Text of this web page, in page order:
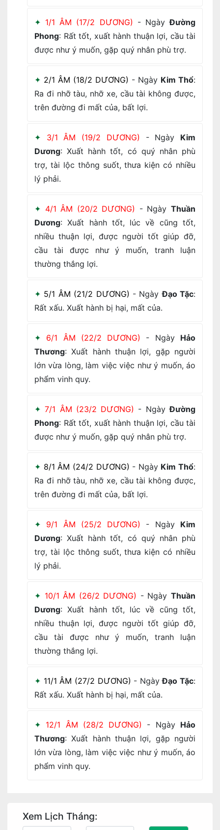
1/1 ÂM (17/2 DƯƠNG) - NgàyĐường
Phong: Rất tốt, xuất hành thuận lợi, cầu tài
được như ý muốn, gặp quý nhân phù trợ.
2/1 ÂM (18/2 DƯƠNG) - Ngày Kim Thổ:
Ra đi nhỡ tàu, nhỡ xe, cầu tài không được,
trên đường đi mất của, bất lợi.
3/1 ÂM (19/2 DƯƠNG) - Ngày Kim
Dương: Xuất hành tốt, có quý nhân phù
trợ, tài lộc thông suốt, thưa kiện có nhiều
lý phải.
4/1 ÂM (20/2 DƯƠNG) - NgàyThuần
Dương: Xuất hành tốt, lúc về cũng tốt,
nhiều thuận lợi, được người tốt giúp đỡ,
cầu tài được như ý muốn, tranh luận
thường thắng lợi.
5/1 ÂM (21/2 DƯƠNG) - NgàyĐạo Tặc:
Rất xấu. Xuất hành bị hại, mất của.
6/1 ÂM (22/2 DƯƠNG) - Ngày Hảo
Thương: Xuất hành thuận lợi, gặp người
lớn vừa lòng, làm việc việc như ý muốn, áo
phẩm vinh quy.
7/1 ÂM (23/2 DƯƠNG) - NgàyĐường
Phong: Rất tốt, xuất hành thuận lợi, cầu tài
được như ý muốn, gặp quý nhân phù trợ.
8/1 ÂM (24/2 DƯƠNG) - Ngày Kim Thổ:
Ra đi nhỡ tàu, nhỡ xe, cầu tài không được,
trên đường đi mất của, bất lợi.
9/1 ÂM (25/2 DƯƠNG) - Ngày Kim
Dương: Xuất hành tốt, có quý nhân phù
trợ, tài lộc thông suốt, thưa kiện có nhiều
lý phải.
10/1 ÂM (26/2 DƯƠNG) - NgàyThuần
Dương: Xuất hành tốt, lúc về cũng tốt,
nhiều thuận lợi, được người tốt giúp đỡ,
cầu tài được như ý muốn, tranh luận
thường thắng lợi.
11/1 ÂM (27/2 DƯƠNG) - NgàyĐạo Tặc:
Rất xấu. Xuất hành bị hại, mất của.
12/1 ÂM (28/2 DƯƠNG) - Ngày Hảo
Thương: Xuất hành thuận lợi, gặp người
lớn vừa lòng, làm việc việc như ý muốn, áo
phẩm vinh quy.
Xem Lịch Tháng: